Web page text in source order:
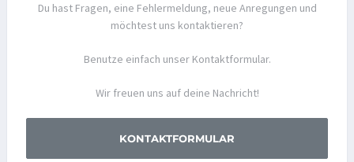
Du hast Fragen, eine Fehlermeldung, neue Anregungen und
möchtest uns kontaktieren?
Benutze einfach unser Kontaktformular.
Wir freuen uns auf deine Nachricht!
KONTAKTFORMULAR